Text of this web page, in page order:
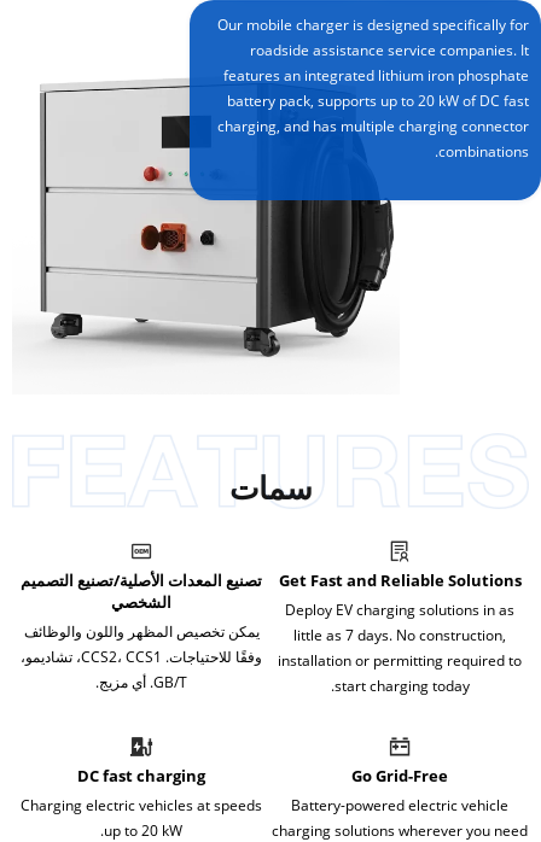
Our mobile charger is designed specifically for
roadside assistance service companies. It
features an integrated lithium iron phosphate
battery pack, supports up to 20 kW of DC fast
charging, and has multiple charging connector
combinations.
سمات
Get Fast and Reliable Solutions
Deploy EV charging solutions in as
little as 7 days. No construction,
installation or permitting required to
start charging today.
تصنيع المعدات الأصلية/تصنيع التصميم
الشخصي
يمكن تخصيص المظهر واللون والوظائف
وفقًا للاحتياجات. CCS2، CCS1، تشاديمو،
GB/T. أي مزيج.
Go Grid-Free
Battery-powered electric vehicle
charging solutions wherever you need
DC fast charging
Charging electric vehicles at speeds
up to 20 kW.